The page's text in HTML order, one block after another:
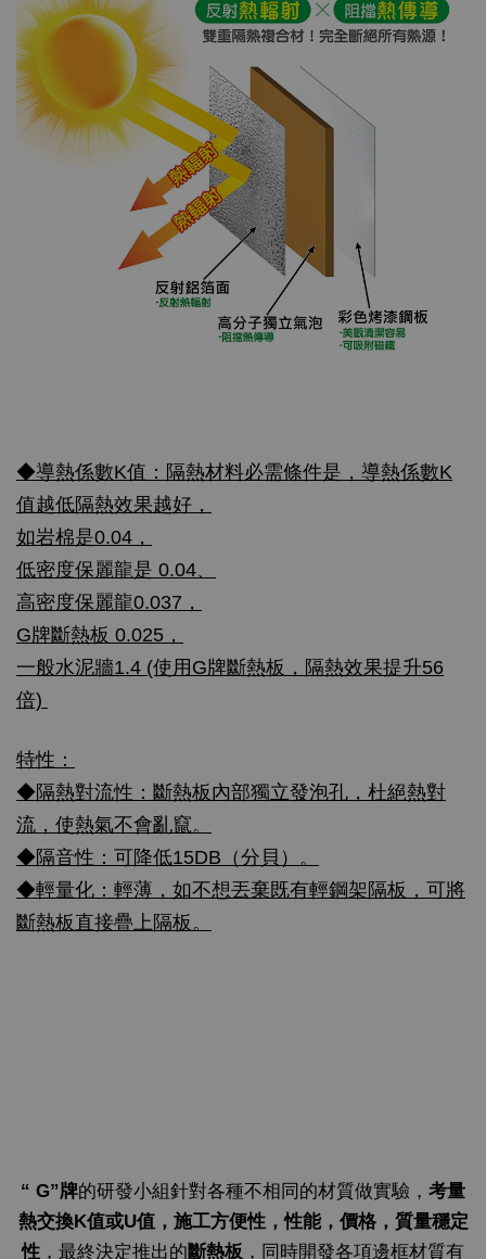
◆導熱係數K值：隔熱材料必需條件是，導熱係數K
值越低隔熱效果越好，
如岩棉是0.04，
低密度保麗龍是 0.04、
高密度保麗龍0.037，
G牌斷熱板 0.025，
一般水泥牆1.4 (使用G牌斷熱板，隔熱效果提升56
倍)
特性：
◆隔熱對流性：斷熱板內部獨立發泡孔，杜絕熱對
流，使熱氣不會亂竄。
◆隔音性：可降低15DB（分貝）。
◆輕量化：輕薄，如不想丟棄既有輕鋼架隔板，可將
斷熱板直接疊上隔板。
“ G”牌的研發小組針對各種不相同的材質做實驗， 考量
熱交換K值或U值，施工方便性，性能，價格，質量穩定
性 ，最終決定推出的斷熱板 ，同時開發各項邊框材質有